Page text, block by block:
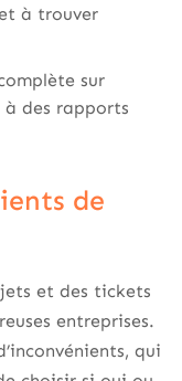
à trouver
sur
à des rapports
de
et des tickets
entreprises.
qui